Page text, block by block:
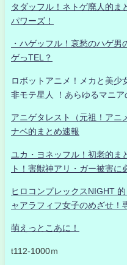
タダッフル！ネトゲ廃人的ま
パワーズ！
・ハゲッフル！哀愁のハゲ
ゲっTEL？
ロボットアニメ！メカと美少
非モテ星人 ！あらゆるマニア
アニゲタレスト（元祖！ア
ナベ的まとめ速報
ユカ・ヨネッフル！初老的ま
ト！害獣神アリ・ガー被害に
ヒロコンプレックスNIGHT
ャアラフィフ女子のめざせ！
萌えっとこあに！
t112-1000ｍ